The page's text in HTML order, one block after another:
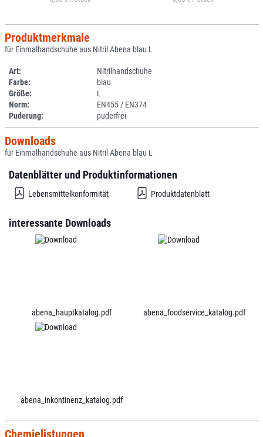
Produktmerkmale
für Einmalhandschuhe aus Nitril Abena blau L
Art:
Nitrilhandschuhe
Farbe:
blau
Größe:
L
Norm:
EN455 / EN374
Puderung:
puderfrei
Downloads
für Einmalhandschuhe aus Nitril Abena blau L
Datenblätter und Produktinformationen
Lebensmittelkonformität Produktdatenblatt
interessante Downloads
abena_hauptkatalog.pdf abena_foodservice_katalog.pdf
abena_inkontinenz_katalog.pdf
Chemielistungen